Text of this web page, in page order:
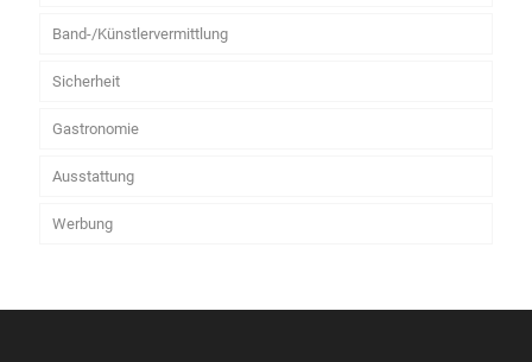
Band-/Künstlervermittlung
Sicherheit
Gastronomie
Ausstattung
Werbung